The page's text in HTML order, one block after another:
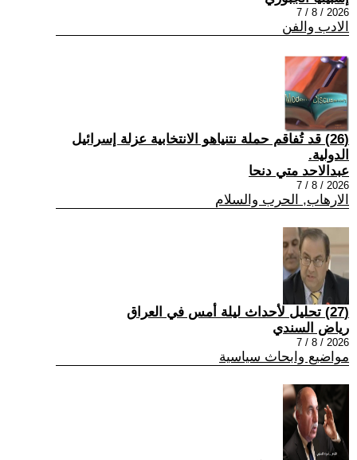
2026 / 8 / 7
الادب والفن
(26) قد تُفاقم حملة نتنياهو الانتخابية عزلة إسرائيل
الدولية.
عبدالاحد متي دنحا
2026 / 8 / 7
الارهاب, الحرب والسلام
(27) تحليل لأحداث ليلة أمس في العراق
رياض السندي
2026 / 8 / 7
مواضيع وابحاث سياسية